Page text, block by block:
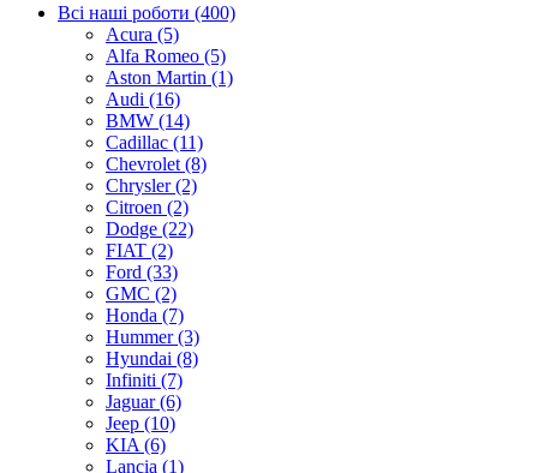
Всі наші роботи (400)
Acura (5)
Alfa Romeo (5)
Aston Martin (1)
Audi (16)
BMW (14)
Cadillac (11)
Chevrolet (8)
Chrysler (2)
Citroen (2)
Dodge (22)
FIAT (2)
Ford (33)
GMC (2)
Honda (7)
Hummer (3)
Hyundai (8)
Infiniti (7)
Jaguar (6)
Jeep (10)
KIA (6)
Lancia (1)